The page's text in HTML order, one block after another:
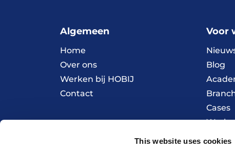
This website uses cookies
Algemeen
Home
Over ons
Werken bij HOBIJ
Contact
Voor
Blog
Cases